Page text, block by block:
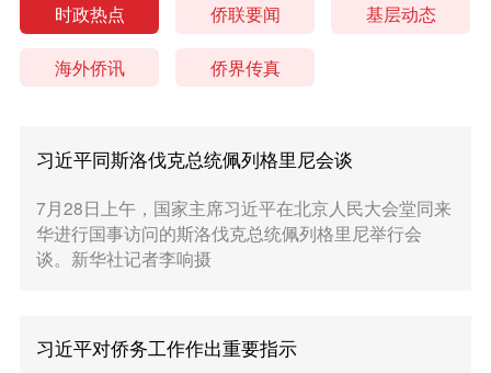
时政热点 侨联要闻 基层动态
海外侨讯 侨界传真
习近平同斯洛伐克总统佩列格里尼会谈
7月28日上午，国家主席习近平在北京人民大会堂同来
华进行国事访问的斯洛伐克总统佩列格里尼举行会
谈。新华社记者李响摄
习近平对侨务工作作出重要指示